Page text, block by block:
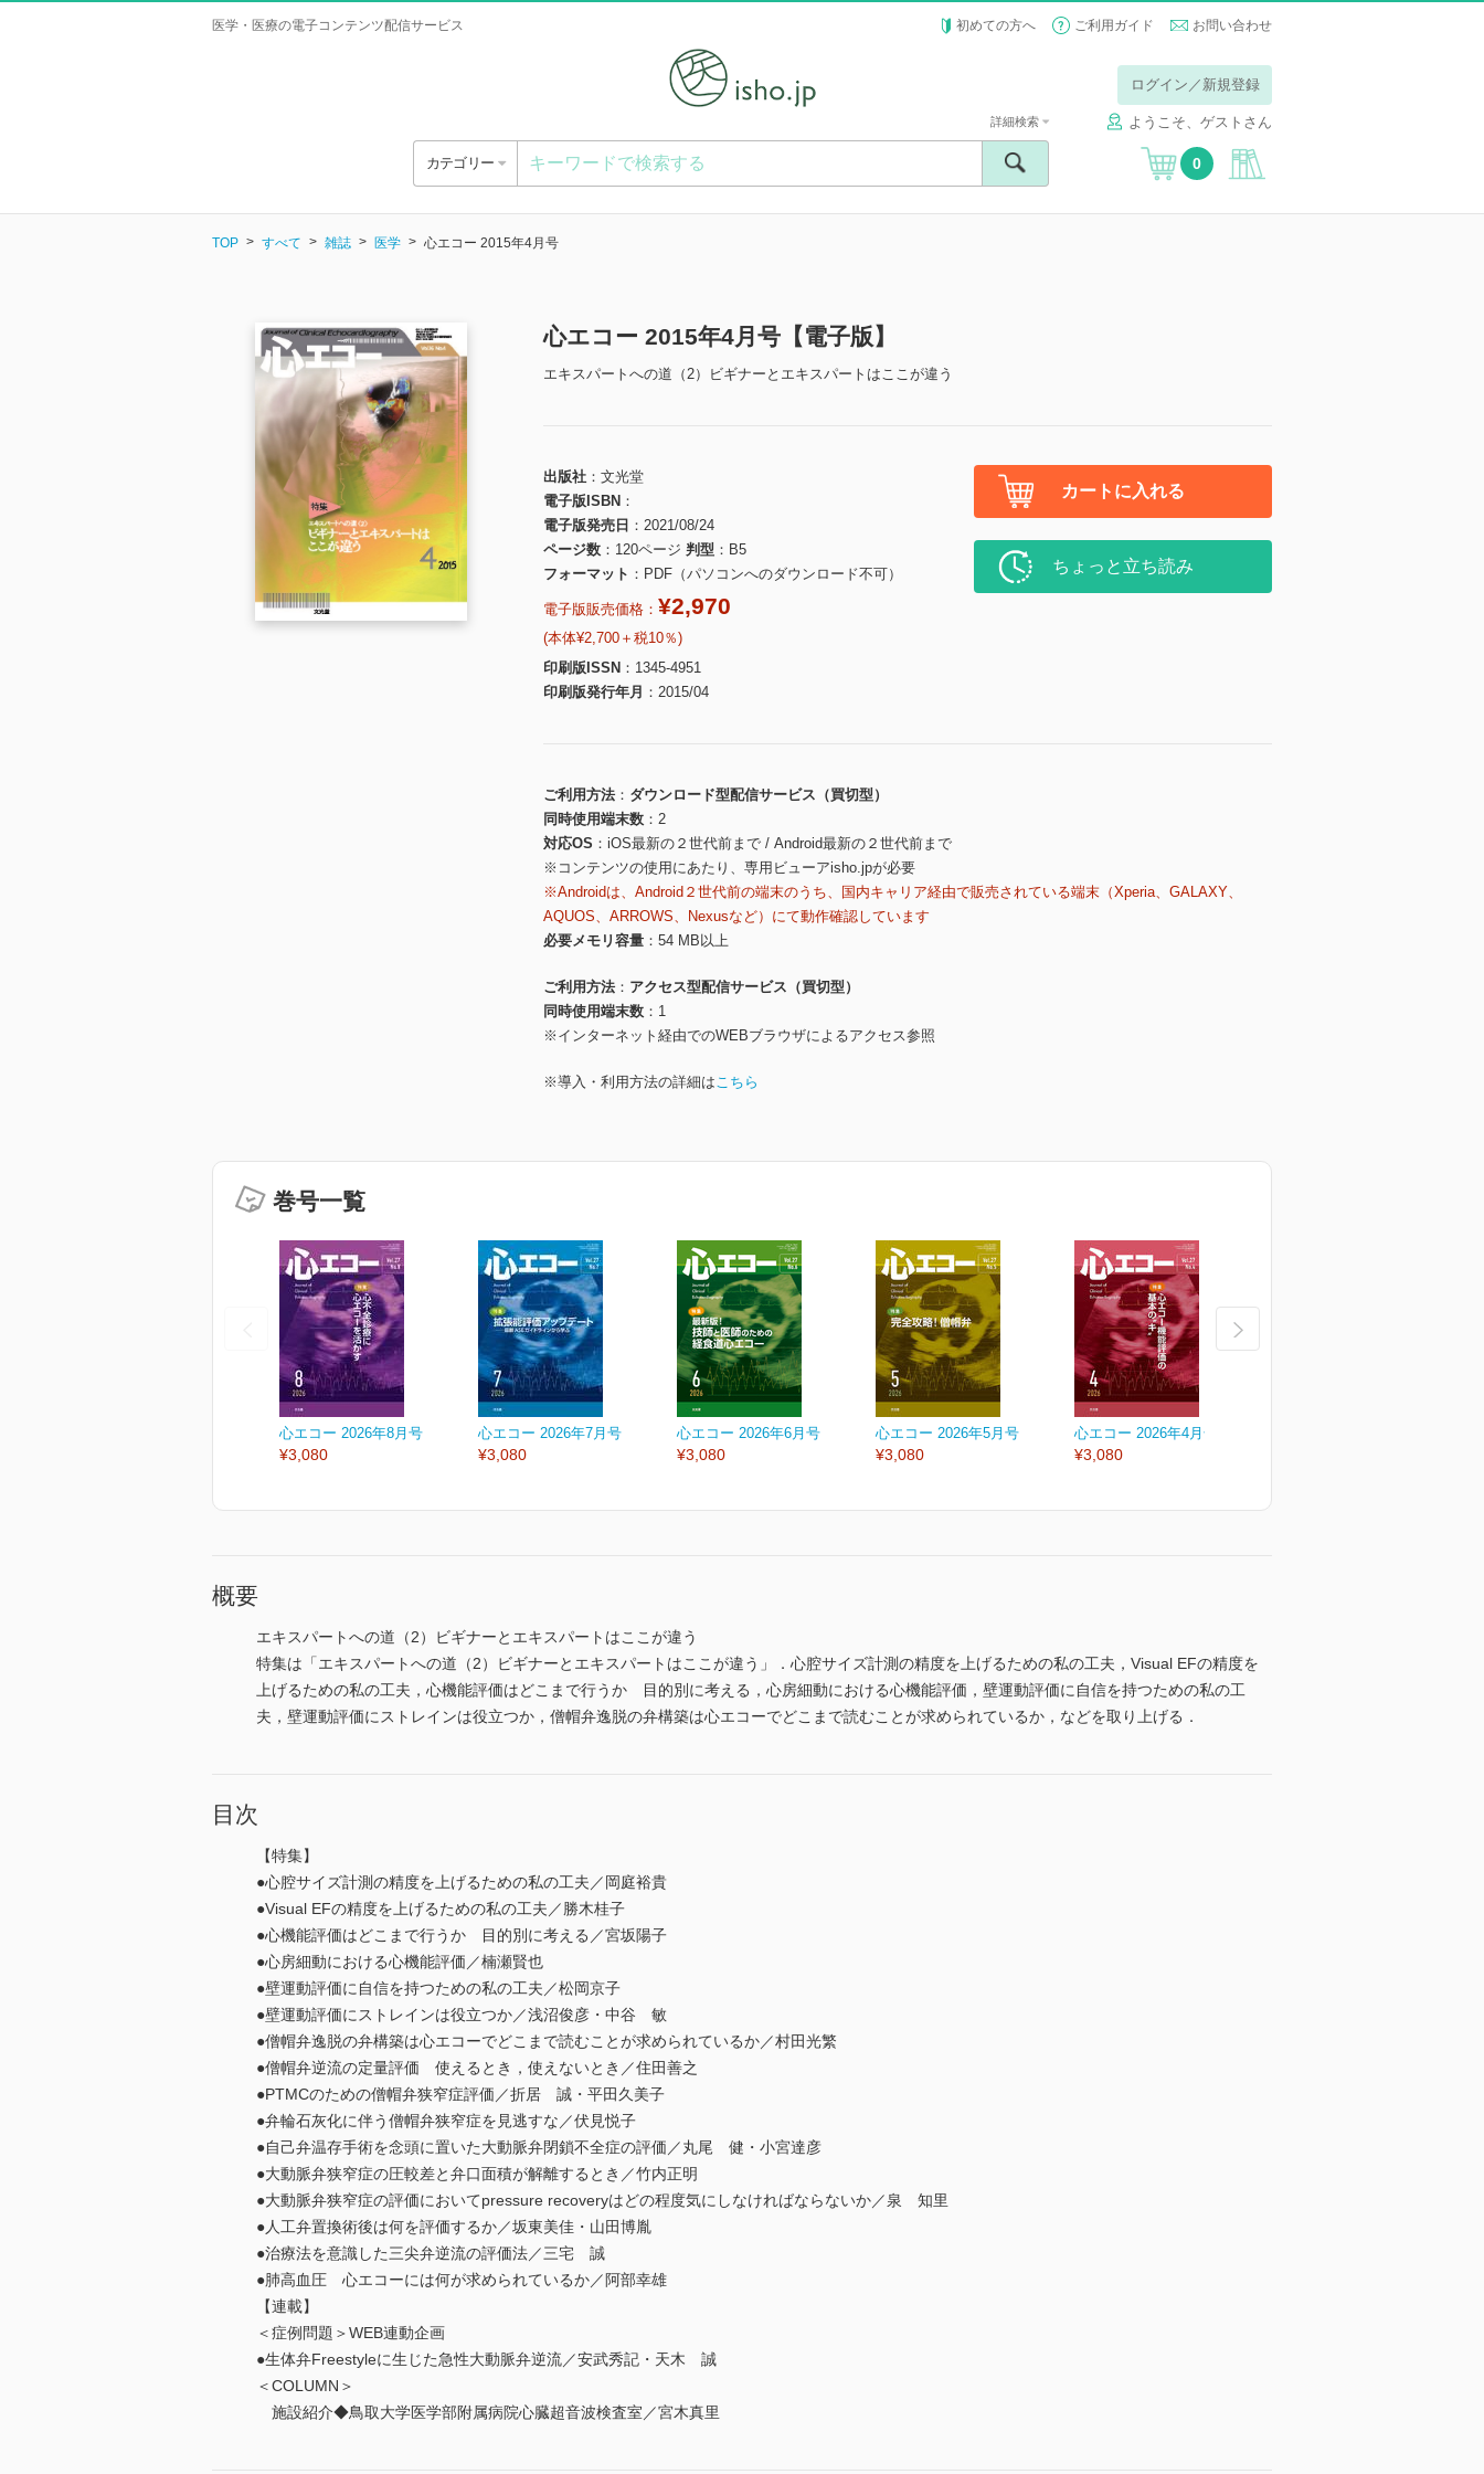
医学・医療の電子コンテンツ配信サービス 初めての方へ ご利用ガイド お問い合わせ
ログイン／新規登録
ようこそ、ゲストさん
カテゴリー
詳細検索
0
TOP すべて 雑誌 医学 心エコー 2015年4月号
心エコー 2015年4月号【電子版】
エキスパートへの道（2）ビギナーとエキスパートはここが違う
出版社
文光堂
電子版ISBN
電子版発売日
2021/08/24
ページ数
120ページ 判型
B5
フォーマット
PDF（パソコンへのダウンロード不可）
電子版販売価格： ¥2,970
(本体¥2,700＋税10％)
印刷版ISSN
1345-4951
印刷版発行年月
2015/04
カートに入れる
ちょっと立ち読み
ご利用方法
ダウンロード型配信サービス（買切型）
同時使用端末数
2
対応OS
iOS最新の２世代前まで / Android最新の２世代前まで
※コンテンツの使用にあたり、専用ビューアisho.jpが必要
※Androidは、Android２世代前の端末のうち、国内キャリア経由で販売されている端末（Xperia、GALAXY、
AQUOS、ARROWS、Nexusなど）にて動作確認しています
必要メモリ容量
54 MB以上
ご利用方法
アクセス型配信サービス（買切型）
同時使用端末数
1
※インターネット経由でのWEBブラウザによるアクセス参照
※導入・利用方法の詳細はこちら
巻号一覧
心エコー 2026年8月号
¥3,080
心エコー 2026年7月号
¥3,080
心エコー 2026年6月号
¥3,080
心エコー 2026年5月号
¥3,080
心エコー 2026年4月号
¥3,080
概要
エキスパートへの道（2）ビギナーとエキスパートはここが違う
特集は「エキスパートへの道（2）ビギナーとエキスパートはここが違う」．心腔サイズ計測の精度を上げるための私の工夫，Visual EFの精度を
上げるための私の工夫，心機能評価はどこまで行うか 目的別に考える，心房細動における心機能評価，壁運動評価に自信を持つための私の工
夫，壁運動評価にストレインは役立つか，僧帽弁逸脱の弁構築は心エコーでどこまで読むことが求められているか，などを取り上げる．
目次
【特集】
●心腔サイズ計測の精度を上げるための私の工夫／岡庭裕貴
●Visual EFの精度を上げるための私の工夫／勝木桂子
●心機能評価はどこまで行うか 目的別に考える／宮坂陽子
●心房細動における心機能評価／楠瀬賢也
●壁運動評価に自信を持つための私の工夫／松岡京子
●壁運動評価にストレインは役立つか／浅沼俊彦・中谷 敏
●僧帽弁逸脱の弁構築は心エコーでどこまで読むことが求められているか／村田光繁
●僧帽弁逆流の定量評価 使えるとき，使えないとき／住田善之
●PTMCのための僧帽弁狭窄症評価／折居 誠・平田久美子
●弁輪石灰化に伴う僧帽弁狭窄症を見逃すな／伏見悦子
●自己弁温存手術を念頭に置いた大動脈弁閉鎖不全症の評価／丸尾 健・小宮達彦
●大動脈弁狭窄症の圧較差と弁口面積が解離するとき／竹内正明
●大動脈弁狭窄症の評価においてpressure recoveryはどの程度気にしなければならないか／泉 知里
●人工弁置換術後は何を評価するか／坂東美佳・山田博胤
●治療法を意識した三尖弁逆流の評価法／三宅 誠
●肺高血圧 心エコーには何が求められているか／阿部幸雄
【連載】
＜症例問題＞WEB連動企画
●生体弁Freestyleに生じた急性大動脈弁逆流／安武秀記・天木 誠
＜COLUMN＞
施設紹介◆鳥取大学医学部附属病院心臓超音波検査室／宮木真里